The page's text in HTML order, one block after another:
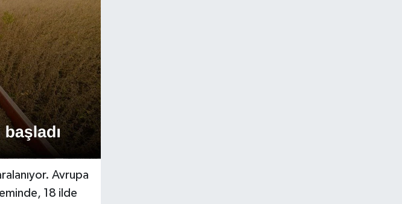
Avrupa
18 ilde